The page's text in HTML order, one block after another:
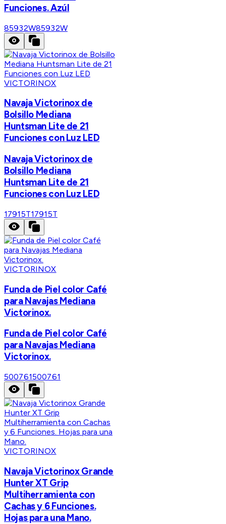
Funciones. Azúl
85932W85932W
VICTORINOX
Navaja Victorinox de
Bolsillo Mediana
Huntsman Lite de 21
Funciones con Luz LED
Navaja Victorinox de
Bolsillo Mediana
Huntsman Lite de 21
Funciones con Luz LED
17915T17915T
VICTORINOX
Funda de Piel color Café
para Navajas Mediana
Victorinox.
Funda de Piel color Café
para Navajas Mediana
Victorinox.
500761500761
VICTORINOX
Navaja Victorinox Grande
Hunter XT Grip
Multiherramienta con
Cachas y 6 Funciones.
Hojas para una Mano.